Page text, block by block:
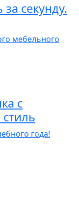
секунду.
мебельного
с
года!